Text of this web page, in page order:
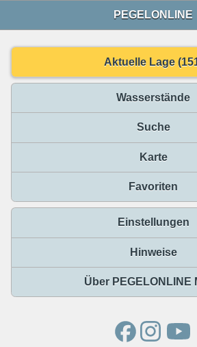
PEGELONLINE
Aktuelle Lage
Wasserstände
Suche
Karte
Favoriten
Einstellungen
Hinweise
Über PEGELONLINE